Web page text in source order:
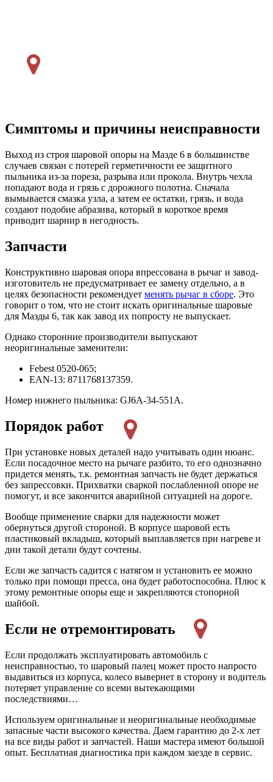
Симптомы и причины неисправности
Выход из строя шаровой опоры на Мазде 6 в большинстве
случаев связан с потерей герметичности ее защитного
пыльника из-за пореза, разрыва или прокола. Внутрь чехла
попадают вода и грязь с дорожного полотна. Сначала
вымывается смазка узла, а затем ее остатки, грязь, и вода
создают подобие абразива, который в короткое время
приводит шарнир в негодность.
Запчасти
Конструктивно шаровая опора впрессована в рычаг и завод-
изготовитель не предусматривает ее замену отдельно, а в
целях безопасности рекомендует менять рычаг в сборе. Это
говорит о том, что не стоит искать оригинальные шаровые
для Мазды 6, так как завод их попросту не выпускает.
Однако сторонние производители выпускают
неоригинальные заменители:
Febest 0520-065;
EAN-13: 8711768137359.
Номер нижнего пыльника: GJ6A-34-551A.
Порядок работ
При установке новых деталей надо учитывать один нюанс.
Если посадочное место на рычаге разбито, то его однозначно
придется менять, т.к. ремонтная запчасть не будет держаться
без запрессовки. Прихватки сваркой послабленной опоре не
помогут, и все закончится аварийной ситуацией на дороге.
Вообще применение сварки для надежности может
обернуться другой стороной. В корпусе шаровой есть
пластиковый вкладыш, который выплавляется при нагреве и
дни такой детали будут сочтены.
Если же запчасть садится с натягом и установить ее можно
только при помощи пресса, она будет работоспособна. Плюс к
этому ремонтные опоры еще и закрепляются стопорной
шайбой.
Если не отремонтировать
Если продолжать эксплуатировать автомобиль с
неисправностью, то шаровый палец может просто напросто
выдавиться из корпуса, колесо вывернет в сторону и водитель
потеряет управление со всеми вытекающими
последствиями…
Используем оригинальные и неоригинальные необходимые
запасные части высокого качества. Даем гарантию до 2-х лет
на все виды работ и запчастей. Наши мастера имеют большой
опыт. Бесплатная диагностика при каждом заезде в сервис.